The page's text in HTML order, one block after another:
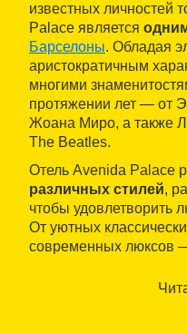
известных личностей
Palace является
Барселоны. Обладая
аристократичным
многими
протяжении лет — от
Жоана Миро, а также
The Beatles.
Отель Avenida Palace
различных стилей,
чтобы удовлетворить
От уютных
современных люксов
комфортное и